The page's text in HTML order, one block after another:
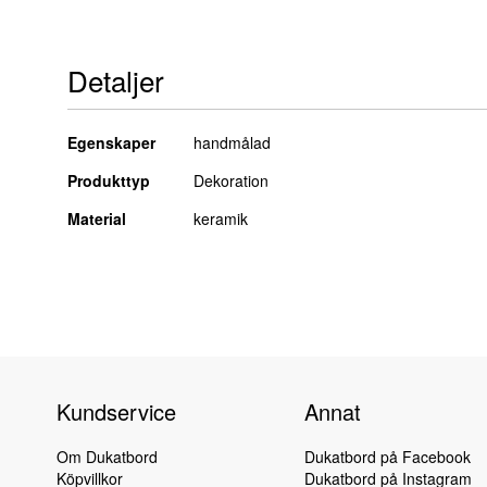
bildgalleriet
Detaljer
Detaljer
Egenskaper
handmålad
Produkttyp
Dekoration
Material
keramik
Kundservice
Om Dukatbord
Köpvillkor
Annat
Dukatbord på Facebook
Dukatbord på Instagram